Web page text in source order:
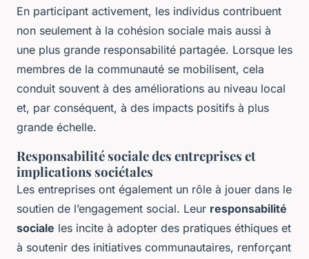
En participant activement, les individus contribuent
non seulement à la cohésion sociale mais aussi à
une plus grande responsabilité partagée. Lorsque les
membres de la communauté se mobilisent, cela
conduit souvent à des améliorations au niveau local
et, par conséquent, à des impacts positifs à plus
grande échelle.
Responsabilité sociale des entreprises et
implications sociétales
Les entreprises ont également un rôle à jouer dans le
soutien de l’engagement social. Leur responsabilité
sociale les incite à adopter des pratiques éthiques et
à soutenir des initiatives communautaires, renforçant